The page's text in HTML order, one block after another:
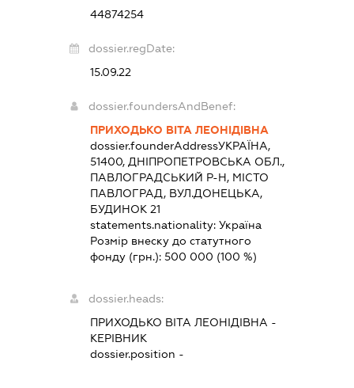
44874254
dossier.regDate:
15.09.22
dossier.foundersAndBenef:
ПРИХОДЬКО ВІТА ЛЕОНІДІВНА
dossier.founderAddressУКРАЇНА,
51400, ДНІПРОПЕТРОВСЬКА ОБЛ.,
ПАВЛОГРАДСЬКИЙ Р-Н, МІСТО
ПАВЛОГРАД, ВУЛ.ДОНЕЦЬКА,
БУДИНОК 21
statements.nationality: Україна
Розмір внеску до статутного
фонду (грн.): 500 000 (100 %)
dossier.heads:
ПРИХОДЬКО ВІТА ЛЕОНІДІВНА -
КЕРІВНИК
dossier.position -